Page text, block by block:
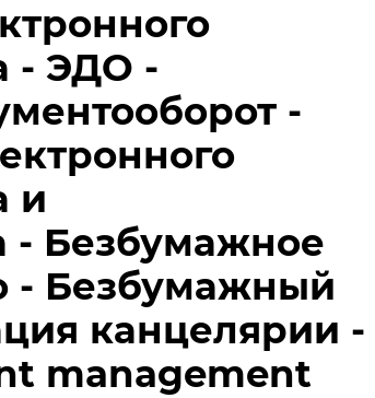
- ЭДО -
-
и
- Безбумажное
- Безбумажный
канцелярии -
management